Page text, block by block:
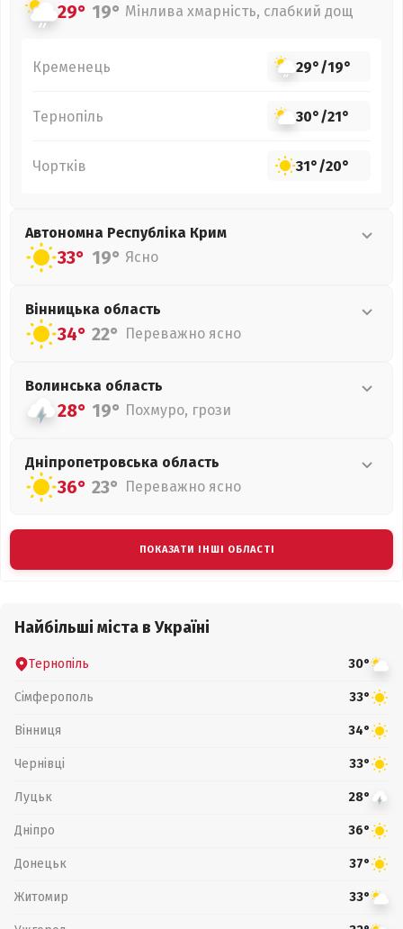
29° 19° Мінлива хмарність, слабкий дощ
Кременець 29°/19°
Тернопіль 30°/21°
Чортків 31°/20°
Автономна Республіка Крим
33° 19° Ясно
Вінницька область
34° 22° Переважно ясно
Волинська область
28° 19° Похмуро, грози
Дніпропетровська область
36° 23° Переважно ясно
ПОКАЗАТИ ІНШІ ОБЛАСТІ
Найбільші міста в Україні
Тернопіль 30°
Сімферополь 33°
Вінниця 34°
Чернівці 33°
Луцьк 28°
Дніпро 36°
Донецьк 37°
Житомир 33°